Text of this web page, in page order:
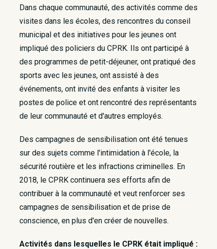
Dans chaque communauté, des activités comme des
visites dans les écoles, des rencontres du conseil
municipal et des initiatives pour les jeunes ont
impliqué des policiers du CPRK. Ils ont participé à
des programmes de petit-déjeuner, ont pratiqué des
sports avec les jeunes, ont assisté à des
événements, ont invité des enfants à visiter les
postes de police et ont rencontré des représentants
de leur communauté et d'autres employés.
Des campagnes de sensibilisation ont été tenues
sur des sujets comme l'intimidation à l'école, la
sécurité routière et les infractions criminelles. En
2018, le CPRK continuera ses efforts afin de
contribuer à la communauté et veut renforcer ses
campagnes de sensibilisation et de prise de
conscience, en plus d'en créer de nouvelles.
Activités dans lesquelles le CPRK était impliqué :